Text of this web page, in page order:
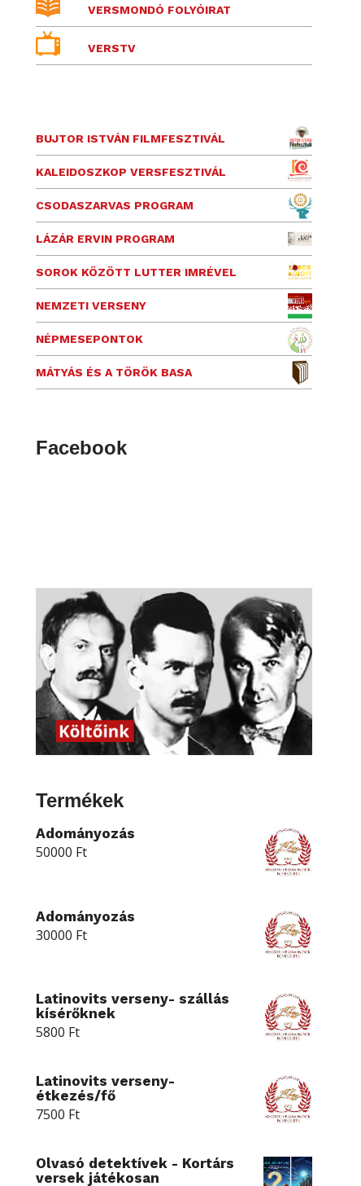
VERSMONDÓ FOLYÓIRAT
VERSTV
BUJTOR ISTVÁN FILMFESZTIVÁL
KALEIDOSZKOP VERSFESZTIVÁL
CSODASZARVAS PROGRAM
LÁZÁR ERVIN PROGRAM
SOROK KÖZÖTT LUTTER IMRÉVEL
NEMZETI VERSENY
NÉPMESEPONTOK
MÁTYÁS ÉS A TÖRÖK BASA
Facebook
Termékek
Adományozás
50000 Ft
Adományozás
30000 Ft
Latinovits verseny- szállás
kísérőknek
5800 Ft
Latinovits verseny-
étkezés/fő
7500 Ft
Olvasó detektívek - Kortárs
versek játékosan